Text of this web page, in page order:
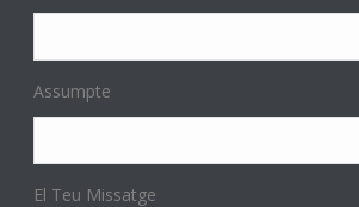
Assumpte
El Teu Missatge